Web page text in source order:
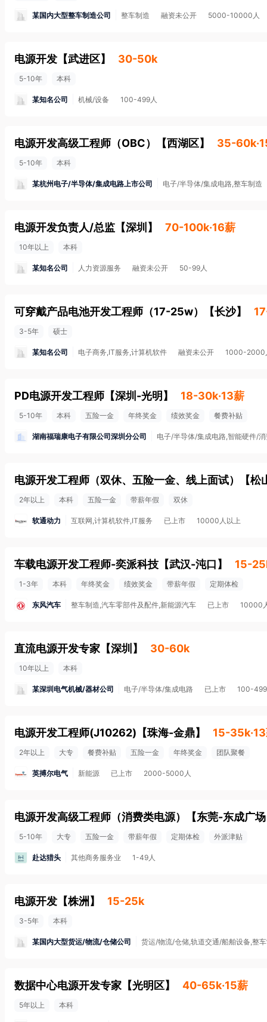
某国内大型整车制造公司 整车制造 融资未公开 5000-10000人
电源开发 【武进区】 30-50k
5-10年 本科
某知名公司 机械/设备 100-499人
电源开发高级工程师（OBC） 【西湖区】 35-
5-10年 本科
某杭州电子/半导体/集成电路上市公司 电子/半导体/集成电路,整车制造
电源开发负责人/总监 【深圳 】 70-100k·16薪
10年以上 本科
某知名公司 人力资源服务 融资未公开 50-99人
可穿戴产品电池开发工程师（17-25w） 【长沙】
3-5年 硕士
某知名公司 电子商务,IT服务,计算机软件 融资未公开 1000-2000
PD电源开发工程师 【深圳-光明 】 18-30k·13薪
5-10年 本科 五险一金 年终奖金 绩效奖金 餐费补贴
湖南福瑞康电子有限公司深圳分公司 电子/半导体/集成电路,智能硬件/
电源开发工程师（双休、五险一金、线上面试） 【松
2年以上 本科 五险一金 带薪年假 双休
软通动力 互联网,计算机软件,IT服务 已上市 10000人以上
车载电源开发工程师-奕派科技 【武汉-沌口 】 15-
1-3年 本科 年终奖金 绩效奖金 带薪年假 定期体检
东风汽车 整车制造,汽车零部件及配件,新能源汽车 已上市 10000
直流电源开发专家 【深圳 】 30-60k
10年以上 本科
某深圳电气机械/器材公司 电子/半导体/集成电路 已上市 100-
电源开发工程师(J10262) 【珠海-金鼎】 15-
2年以上 大专 餐费补贴 五险一金 年终奖金 团队聚餐
英搏尔电气 新能源 已上市 2000-5000人
电源开发高级工程师（消费类电源） 【东莞-东成广场
5-10年 大专 五险一金 带薪年假 定期体检 外派津贴
赴达猎头 其他商务服务业 1-49人
电源开发 【株洲 】 15-25k
3-5年 本科
某国内大型货运/物流/仓储公司 货运/物流/仓储,轨道交通/船舶设备,整
数据中心电源开发专家 【光明区】 40-65k·15薪
5年以上 本科